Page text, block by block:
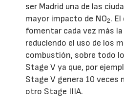
ser Madrid una de las
mayor impacto de NO2.
fomentar cada vez más
reduciendo el uso de los
combustión, sobre todo
Stage V ya que, por
Stage V genera 10 veces
otro Stage IIIA.